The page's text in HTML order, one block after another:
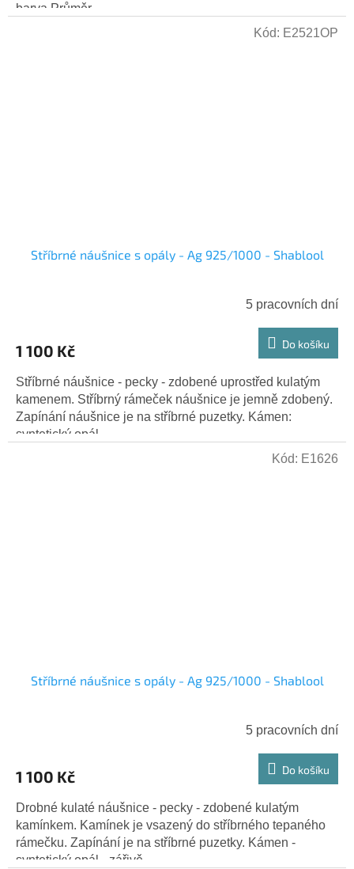
barva Průměr...
Stříbrné náušnice s opály - Ag 925/1000 - Shablool
5 pracovních dní
1 100 Kč Do košíku
Stříbrné náušnice - pecky - zdobené uprostřed kulatým
kamenem. Stříbrný rámeček náušnice je jemně zdobený.
Zapínání náušnice je na stříbrné puzetky. Kámen:
syntetický opál -...
Kód: E2521OP
Stříbrné náušnice s opály - Ag 925/1000 - Shablool
5 pracovních dní
1 100 Kč Do košíku
Drobné kulaté náušnice - pecky - zdobené kulatým
kamínkem. Kamínek je vsazený do stříbrného tepaného
rámečku. Zapínání je na stříbrné puzetky. Kámen -
syntetický opál - zářivě...
Kód: E1626